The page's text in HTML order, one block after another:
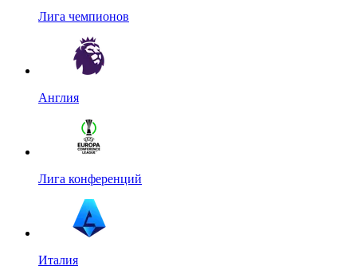
Лига чемпионов
Англия
Лига конференций
Италия